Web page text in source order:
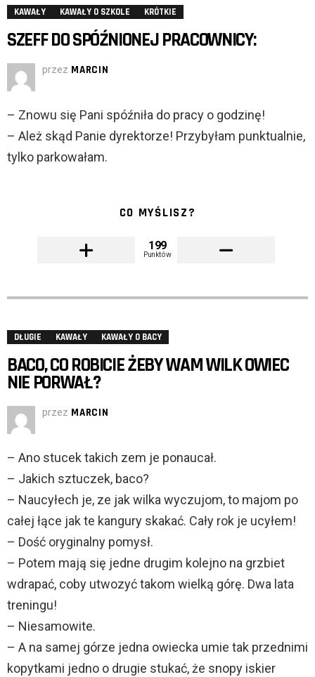
KAWAŁY KAWAŁY O SZKOLE KRÓTKIE
SZEFF DO SPÓŹNIONEJ PRACOWNICY:
przez MARCIN
– Znowu się Pani spóźniła do pracy o godzinę!
– Ależ skąd Panie dyrektorze! Przybyłam punktualnie,
tylko parkowałam.
CO MYŚLISZ?
199
Punktów
DŁUGIE KAWAŁY KAWAŁY O BACY
BACO, CO ROBICIE ŻEBY WAM WILK OWIEC
NIE PORWAŁ?
przez MARCIN
– Ano stucek takich zem je ponaucał.
– Jakich sztuczek, baco?
– Naucyłech je, ze jak wilka wyczujom, to majom po
całej łące jak te kangury skakać. Cały rok je ucyłem!
– Dość oryginalny pomysł.
– Potem mają się jedne drugim kolejno na grzbiet
wdrapać, coby utwozyć takom wielką górę. Dwa lata
treningu!
– Niesamowite.
– A na samej górze jedna owiecka umie tak przednimi
kopytkami jedno o drugie stukać, że snopy iskier